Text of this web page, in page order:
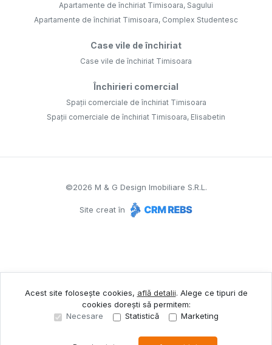
Apartamente de închiriat Timisoara, Sagului
Apartamente de închiriat Timisoara, Complex Studentesc
Case vile de închiriat
Case vile de închiriat Timisoara
Închirieri comercial
Spații comerciale de închiriat Timisoara
Spații comerciale de închiriat Timisoara, Elisabetin
©2026 M & G Design Imobiliare S.R.L.
Site creat în
Acest site folosește cookies, află detalii. Alege ce tipuri de
cookies dorești să permitem:
Necesare
Statistică Marketing